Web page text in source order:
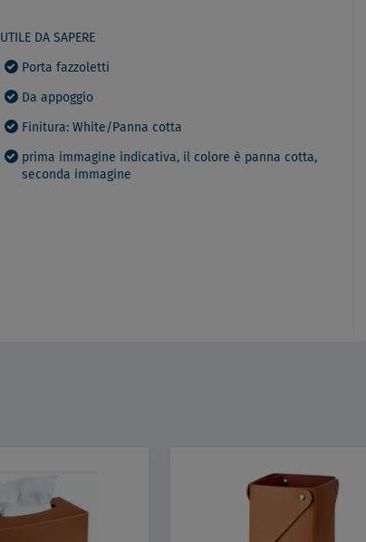
UTILE DA SAPERE
Porta fazzoletti
Da appoggio
Finitura: White/Panna cotta
prima immagine indicativa, il colore è panna cotta,
seconda immagine